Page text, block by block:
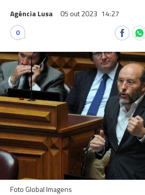
Agência Lusa 05 out 2023 14:27
0
Foto Global Imagens